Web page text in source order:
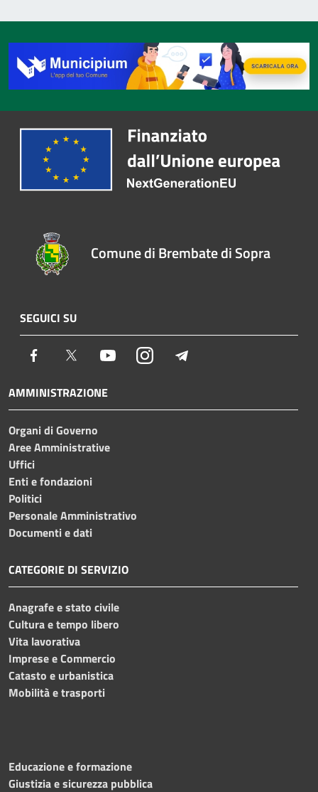
Comune di Brembate di Sopra
SEGUICI SU
Facebook Twitter YoutubeInstagram
AMMINISTRAZIONE
Organi di Governo
Aree Amministrative
Uffici
Enti e fondazioni
Politici
Personale Amministrativo
Documenti e dati
CATEGORIE DI SERVIZIO
Anagrafe e stato civile
Cultura e tempo libero
Vita lavorativa
Imprese e Commercio
Catasto e urbanistica
Mobilità e trasporti
Educazione e formazione
Giustizia e sicurezza pubblica